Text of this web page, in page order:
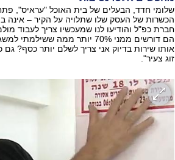
שלומי חדד, הבעלים של בית האוכל "עראיס",
הכשרות של העסק שלו שתלויה על הקיר – אינה
חברת כפ"ל והודיעו לנו שמעכשיו צריך לעבוד
הם דורשים ממני 70% יותר ממה
אותו שירות בדיוק אני צריך לשלם יותר כסף?
זוג צעיר".